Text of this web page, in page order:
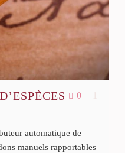
0
automatique de
manuels rapportables